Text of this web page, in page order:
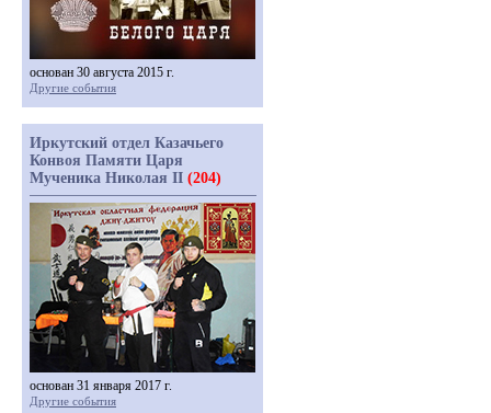
основан 30 августа 2015 г.
Другие события
Иркутский отдел Казачьего
Конвоя Памяти Царя
Мученика Николая II (204)
основан 31 января 2017 г.
Другие события